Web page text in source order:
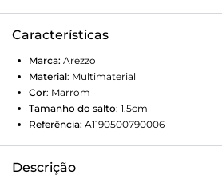
Características
Marca: Arezzo
Material: Multimaterial
Cor: Marrom
Tamanho do salto: 1.5cm
Referência: A1190500790006
Descrição